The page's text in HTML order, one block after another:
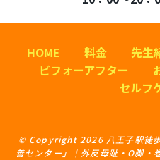
HOME 料金 先生
ビフォーアフター
セルフ
© Copyright 2026 八王子駅徒
善センター」｜外反母趾・O脚